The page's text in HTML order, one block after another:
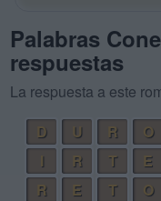
Palabras
respuestas
La respuesta a este
D
U R
O
R T
E
R
E T
O